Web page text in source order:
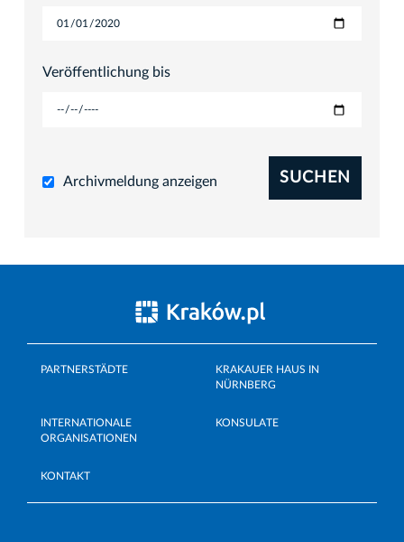
Veröffentlichung bis
Archivmeldung anzeigen SUCHEN
PARTNERSTÄDTE
KRAKAUER HAUS IN
NÜRNBERG
INTERNATIONALE
ORGANISATIONEN
KONSULATE
KONTAKT